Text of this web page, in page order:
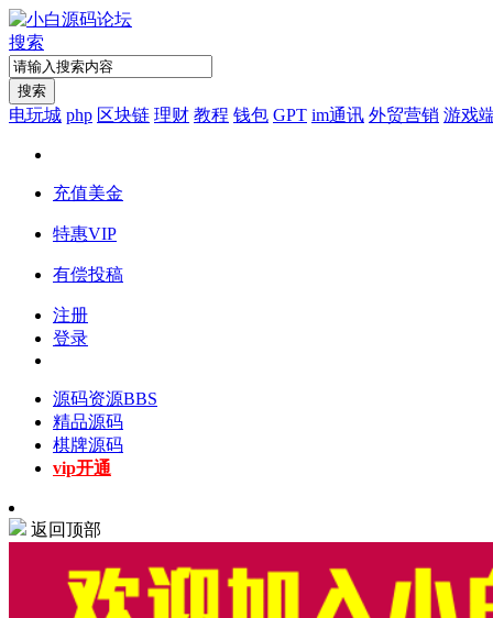
搜索
搜索
电玩城 php 区块链 理财 教程 钱包 GPT im通讯 外贸营销 游戏
充值美金
特惠VIP
有偿投稿
注册
登录
源码资源BBS
精品源码
棋牌源码
vip开通
返回顶部